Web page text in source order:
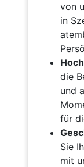
von
in
die
und
für
Sie
mit